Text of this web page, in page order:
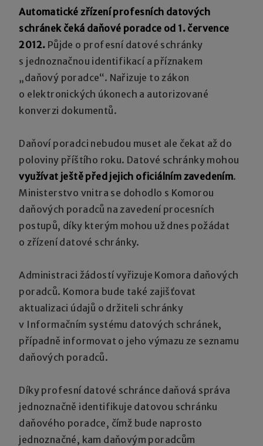
Automatické zřízení profesních datových
schránek čeká daňové poradce od 1. července
2012. Půjde o profesní datové schránky
s jednoznačnou identifikací a příznakem
„daňový poradce“. Nařizuje to zákon
o elektronických úkonech a autorizované
konverzi dokumentů.
Daňoví poradci nebudou muset ale čekat až do
poloviny příštího roku. Datové schránky mohou
využívat ještě před jejich oficiálním zavedením.
Ministerstvo vnitra se dohodlo s Komorou
daňových poradců na zavedení procesních
postupů, díky kterým mohou už dnes požádat
o zřízení datové schránky.
Administraci žádostí vyřizuje Komora daňových
poradců. Komora bude také zajišťovat
aktualizaci údajů o držiteli schránky
v Informačním systému datových schránek,
případně informovat o jeho výmazu ze seznamu
daňových poradců.
Díky profesní datové schránce daňová správa
jednoznačně identifikuje datovou schránku
daňového poradce, čímž bude naprosto
jednoznačné, kam daňovým poradcům